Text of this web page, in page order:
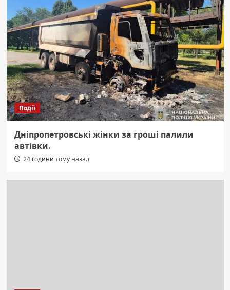
Події
Дніпропетровські жінки за гроші палили
автівки.
24 години тому назад